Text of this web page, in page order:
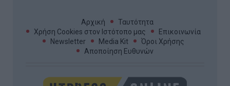
Αρχική
Ταυτότητα
Χρήση Cookies στον Ιστότοπο μας
Επικοινωνία
Newsletter
Media Kit
Όροι Χρήσης
Αποποίηση Ευθυνών